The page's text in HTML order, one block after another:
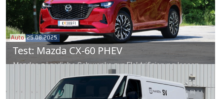
Auto 25.08.2025.
Test: Mazda CX-60 PHEV
Mazdas zögerliche Schwenks zur Elektrifizierung lassen
zwischen Befürwortern und Gegnern viel Raum für
Interpretation. Die Wahrheit müsste doch auf der Straße